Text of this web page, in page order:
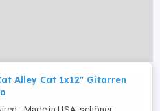
Alley Cat 1x12" Gitarren